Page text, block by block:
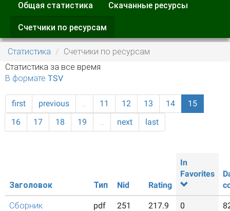
Главные вкладки
Общая статистика Скачанные ресурсы
Счетчики по ресурсам
вкладка)
Статистика
Счетчики по ресурсам
Статистика за все время
В формате TSV
first previous … 11 12 13 14
15
16
17 18 19 … next last
Заголовок Тип Nid Rating
In
Favorites
Сборник
pdf 251 217.9 0